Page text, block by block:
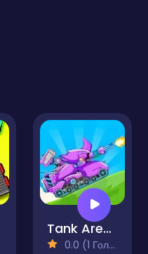
Tank Arena Steel Battle
0.0 (1 Голосів)